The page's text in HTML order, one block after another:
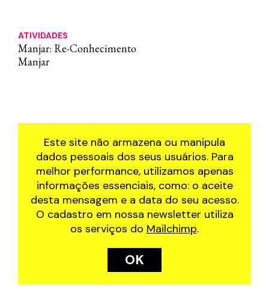
ATIVIDADES
Manjar: Re-Conhecimento
Manjar
Este site não armazena ou manipula
dados pessoais dos seus usuários. Para
melhor performance, utilizamos apenas
informações essenciais, como: o aceite
desta mensagem e a data do seu acesso.
O cadastro em nossa newsletter utiliza
os serviços do Mailchimp.
OK